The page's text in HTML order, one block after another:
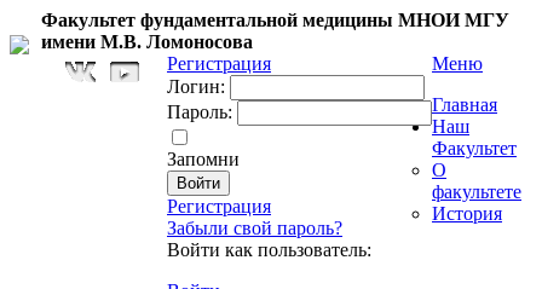
Факультет фундаментальной медицины МНОИ МГУ
имени М.В. Ломоносова
Регистрация
Логин:
Пароль:
Запомни
Регистрация
Забыли свой пароль?
Войти как пользователь:
Меню
Главная
Наш
Факультет
О
факультете
История